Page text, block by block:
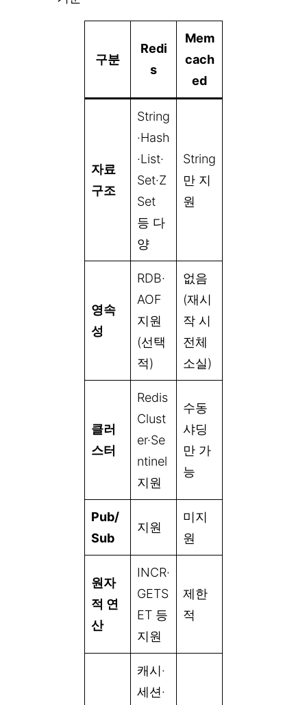
구분
Redi
s
Mem
cach
ed
자료
구조
String
·Hash
·List·
Set·Z
Set
등 다
양
String
만 지
원
영속
성
RDB·
AOF
지원
(선택
적)
없음
(재시
작 시
전체
소실)
클러
스터
Redis
Clust
er·Se
ntinel
지원
수동
샤딩
만 가
능
Pub/
Sub
지원
미지
원
원자
적 연
산
INCR·
GETS
ET 등
지원
제한
적
캐시·
세션·